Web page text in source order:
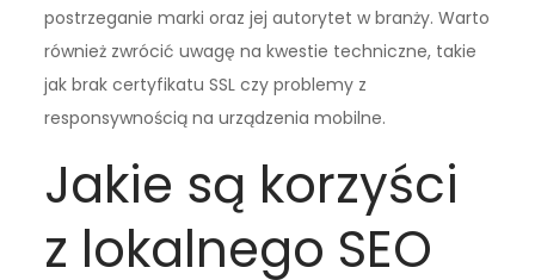
postrzeganie marki oraz jej autorytet w branży. Warto
również zwrócić uwagę na kwestie techniczne, takie
jak brak certyfikatu SSL czy problemy z
responsywnością na urządzenia mobilne.
Jakie są korzyści
z lokalnego SEO